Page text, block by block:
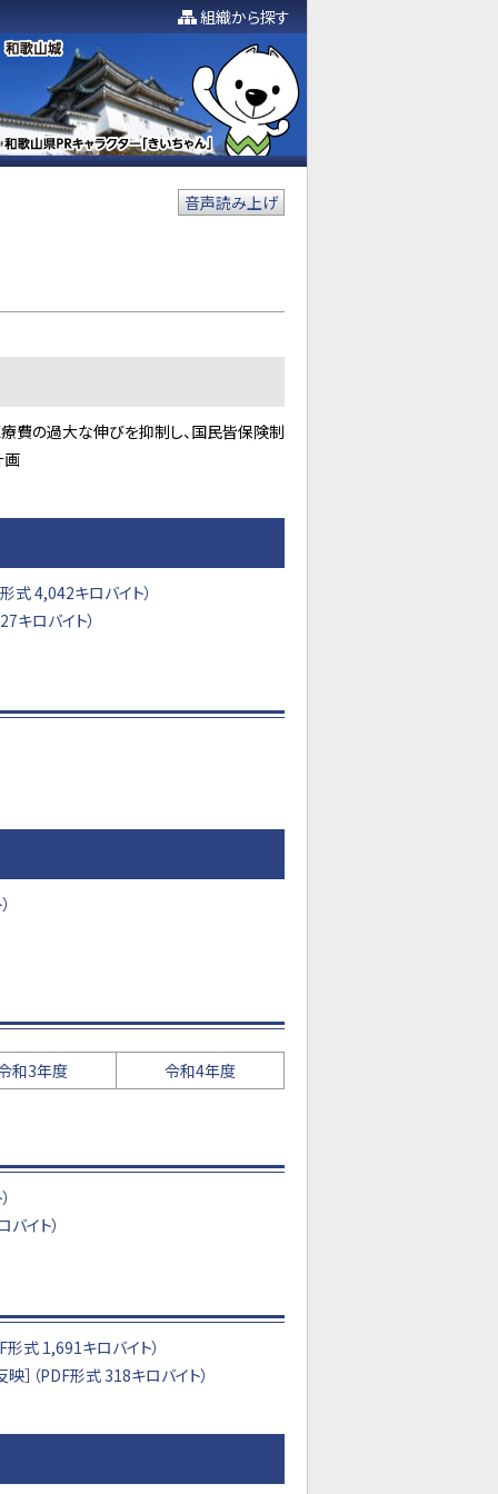
組織から探す
音声読み上げ
費の過大な伸びを抑制し、国民皆保険制
画
4,042キロバイト）
キロバイト）
和3年度 令和4年度
イト）
式 1,691キロバイト）
（PDF形式 318キロバイト）